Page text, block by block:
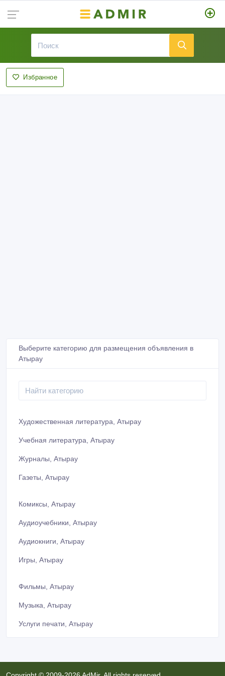
Избранное
Выберите категорию для размещения объявления в
Атырау
Художественная литература, Атырау
Учебная литература, Атырау
Журналы, Атырау
Газеты, Атырау
Комиксы, Атырау
Аудиоучебники, Атырау
Аудиокниги, Атырау
Игры, Атырау
Фильмы, Атырау
Музыка, Атырау
Услуги печати, Атырау